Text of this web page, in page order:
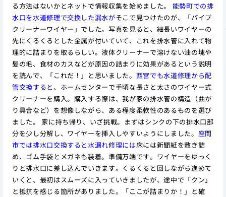
る方法はないかとネットで情報収集を始めました。 能勢町での排
水口を水道修理で交換した漏水がそこで見つけたのが、「パイプ
クリーナーワイヤー」でした。写真を見ると、細長いワイヤーの
先にくるくるとした金属が付いていて、これを排水管に入れて物
理的に詰まりを取るらしい。液体クリーナーで溶けない油の塊や
髪の毛、食材のカスなどが原因の詰まりに効果があるという説明
を読んで、「これだ！」と思いました。 西宮でも水道修理から配
管交換すると 、ホームセンターで手頃な長さと太さのワイヤー式
クリーナーを購入。購入する際は、我が家の排水管の構造（曲が
り具合など）を想像しながら、ある程度柔軟性のあるものを選び
ました。 家に持ち帰り、いざ挑戦。まずはシンクの下の排水口部
分を少し分解し、ワイヤーを挿入しやすいようにしました。 座間
市では排水口交換すると水漏れ修理には床には新聞紙を敷き詰
め、ゴム手袋とメガネも装着。準備万端です。ワイヤーをゆっく
りと排水口に差し込んでいきます。くるくると回しながら進めて
いくと、最初はスムーズに入っていきましたが、途中で「クン」
と抵抗を感じる箇所がありました。「ここが詰まりか！」と確